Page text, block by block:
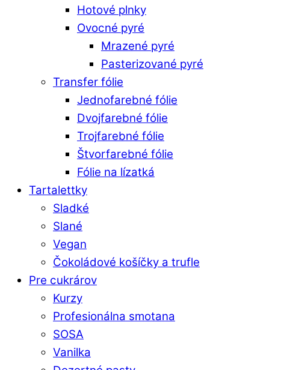
Hotové plnky
Ovocné pyré
Mrazené pyré
Pasterizované pyré
Transfer fólie
Jednofarebné fólie
Dvojfarebné fólie
Trojfarebné fólie
Štvorfarebné fólie
Fólie na lízatká
Tartalettky
Sladké
Slané
Vegan
Čokoládové košíčky a trufle
Pre cukrárov
Kurzy
Profesionálna smotana
SOSA
Vanilka